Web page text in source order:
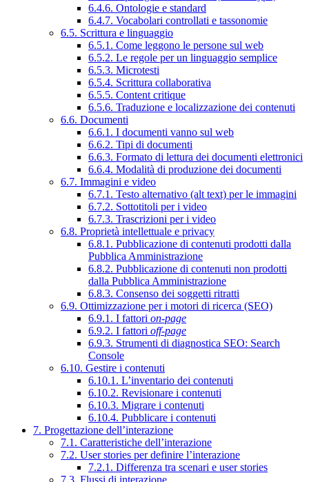
6.4.6. Ontologie e standard
6.4.7. Vocabolari controllati e tassonomie
6.5. Scrittura e linguaggio
6.5.1. Come leggono le persone sul web
6.5.2. Le regole per un linguaggio semplice
6.5.3. Microtesti
6.5.4. Scrittura collaborativa
6.5.5. Content critique
6.5.6. Traduzione e localizzazione dei contenuti
6.6. Documenti
6.6.1. I documenti vanno sul web
6.6.2. Tipi di documenti
6.6.3. Formato di lettura dei documenti elettronici
6.6.4. Modalità di produzione dei documenti
6.7. Immagini e video
6.7.1. Testo alternativo (alt text) per le immagini
6.7.2. Sottotitoli per i video
6.7.3. Trascrizioni per i video
6.8. Proprietà intellettuale e privacy
6.8.1. Pubblicazione di contenuti prodotti dalla
Pubblica Amministrazione
6.8.2. Pubblicazione di contenuti non prodotti
dalla Pubblica Amministrazione
6.8.3. Consenso dei soggetti ritratti
6.9. Ottimizzazione per i motori di ricerca (SEO)
6.9.1. I fattori on-page
6.9.2. I fattori off-page
6.9.3. Strumenti di diagnostica SEO: Search
Console
6.10. Gestire i contenuti
6.10.1. L’inventario dei contenuti
6.10.2. Revisionare i contenuti
6.10.3. Migrare i contenuti
6.10.4. Pubblicare i contenuti
7. Progettazione dell’interazione
7.1. Caratteristiche dell’interazione
7.2. User stories per definire l’interazione
7.2.1. Differenza tra scenari e user stories
7.3. Flussi di interazione